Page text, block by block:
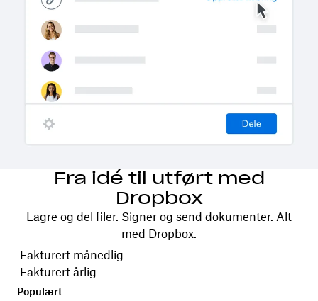
Fra idé til utført med
Dropbox
Lagre og del filer. Signer og send dokumenter. Alt
med Dropbox.
Velg faktureringsperiode
Fakturert månedlig
Fakturert årlig
Populært